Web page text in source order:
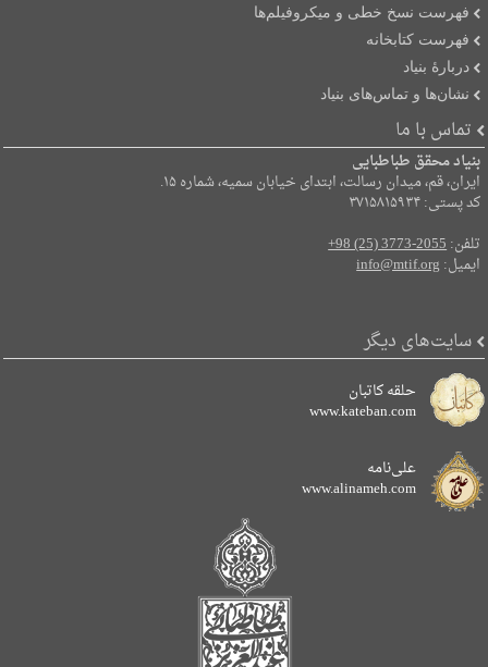
فهرست نسخ خطی و میکروفیلم‌ها
فهرست کتابخانه
دربارۀ بنیاد
نشان‌ها و تماس‌های بنیاد
تماس با ما
بنیاد محقق طباطبایی
ایران، قم، میدان رسالت، ابتدای خیابان سمیه، شماره ۱۵.
کد پستی: ۳۷۱۵۸۱۵۹۳۴
تلفن:+98 (25) 3773-2055
ایمیل:info@mtif.org
سایت‌های دیگر
حلقه کاتبان
www.kateban.com
علی‌نامه
www.alinameh.com